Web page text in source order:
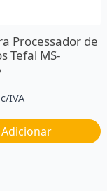
Processador de
Tefal MS-
c/IVA
Adicionar